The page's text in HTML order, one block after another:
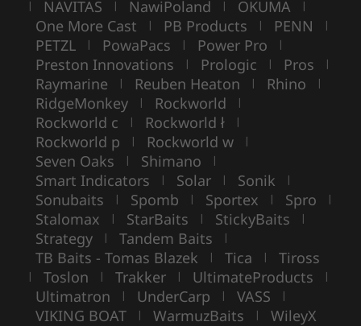
| NAVITAS | NawiPoland | OKUMA |
One More Cast | PB Products | PENN |
PETZL | PowaPacs | Power Pro |
Preston Innovations | Prologic | Pros |
Raymarine | Reuben Heaton | Rhino |
RidgeMonkey | Rockworld |
Rockworld c | Rockworld ł |
Rockworld p | Rockworld w |
Seven Oaks | Shimano |
Smart Indicators | Solar | Sonik |
Sonubaits | Spomb | Sportex | Spro |
Stalomax | StarBaits | StickyBaits |
Strategy | Tandem Baits |
TB Baits - Tomas Blazek | Tica | Tiross
| Toslon | Trakker | UltimateProducts |
Ultimatron | UnderCarp | VASS |
VIKING BOAT | WarmuzBaits | WileyX